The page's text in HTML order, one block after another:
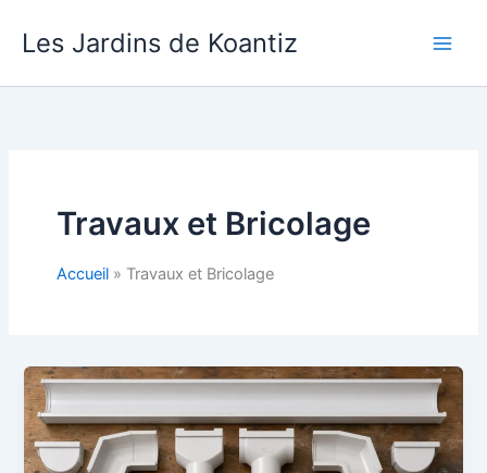
Les Jardins de Koantiz
Travaux et Bricolage
Accueil Travaux et Bricolage